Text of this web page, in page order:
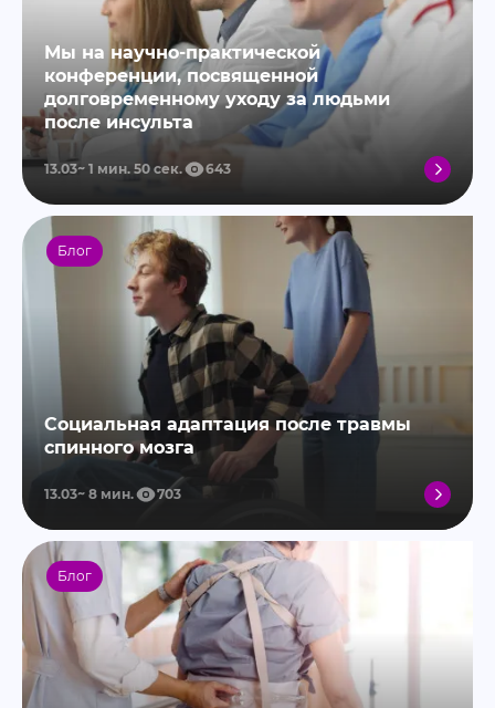
Мы на научно-практической
конференции, посвященной
долговременному уходу за людьми
после инсульта
13.03 1 мин. 50 сек. 643
Блог
Социальная адаптация после травмы
спинного мозга
13.03 8 мин. 703
Блог